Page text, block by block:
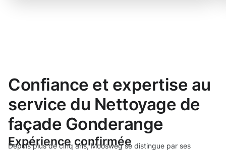
Confiance et expertise au
service du Nettoyage de
façade Gonderange
Expérience confirmée
Depuis plus de cinq ans, Moosweg se distingue par ses